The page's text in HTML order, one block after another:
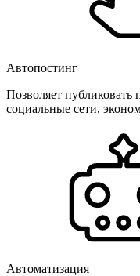
Автопостинг
Позволяет
социальные сети,
Автоматизация